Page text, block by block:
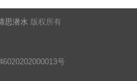
思潜水 版权所有
号